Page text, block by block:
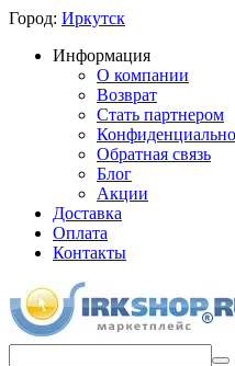
Город: Иркутск
Информация
О компании
Возврат
Стать партнером
Обратная связь
Блог
Акции
Доставка
Оплата
Контакты